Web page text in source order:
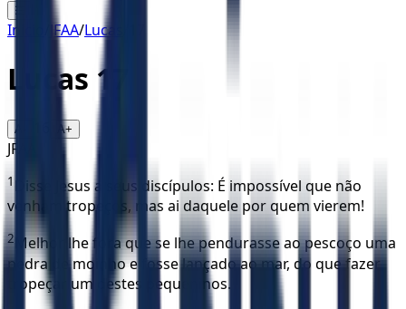
☰
Início JFAA/Lucas
Lucas 17
A- A+
JFAA
1
Disse Jesus a seus discípulos: É impossível que não
venham tropeços, mas ai daquele por quem vierem!
2
Melhor lhe fora que se lhe pendurasse ao pescoço uma
pedra de moinho e fosse lançado ao mar, do que fazer
tropeçar um destes pequeninos.